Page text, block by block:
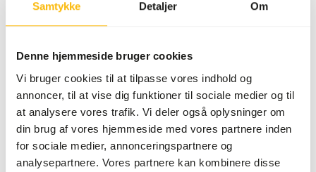
Samtykke Detaljer Om
Denne hjemmeside bruger cookies
Vi bruger cookies til at tilpasse vores indhold og
annoncer, til at vise dig funktioner til sociale medier og til
at analysere vores trafik. Vi deler også oplysninger om
din brug af vores hjemmeside med vores partnere inden
for sociale medier, annonceringspartnere og
analysepartnere. Vores partnere kan kombinere disse
fordele: hurtigere checkout, mulighed for at registrere
Log ind Opret konto
Specifikationer
Generel